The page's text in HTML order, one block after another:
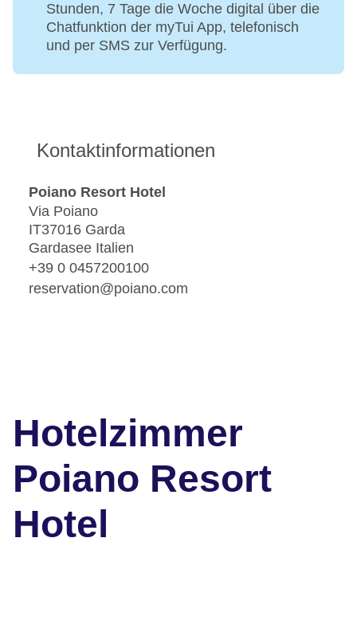
Stunden, 7 Tage die Woche digital über die
Chatfunktion der myTui App, telefonisch
und per SMS zur Verfügung.
Kontaktinformationen
Poiano Resort Hotel
Via Poiano
IT37016 Garda
Gardasee Italien
+39 0 0457200100
reservation@poiano.com
Hotelzimmer
Poiano Resort
Hotel